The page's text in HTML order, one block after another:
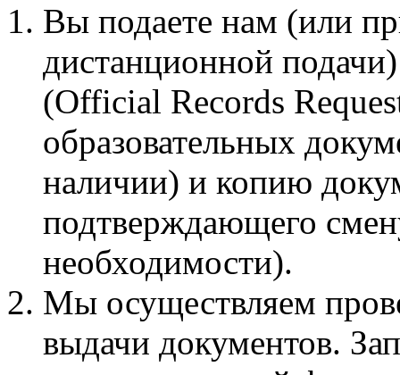
Вы подаете нам (или
дистанционной
(Official Records
образовательных
наличии) и копию
подтверждающего
необходимости).
Мы осуществляем
выдачи документов.